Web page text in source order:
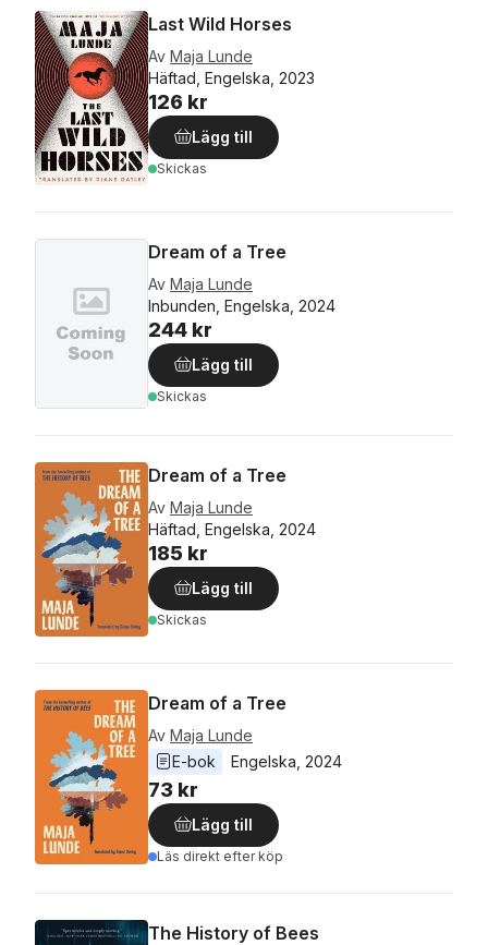
Last Wild Horses
Av Maja Lunde
Häftad, Engelska, 2023
126 kr
Lägg till
Skickas
Dream of a Tree
Av Maja Lunde
Inbunden, Engelska, 2024
244 kr
Lägg till
Skickas
Dream of a Tree
Av Maja Lunde
Häftad, Engelska, 2024
185 kr
Lägg till
Skickas
Dream of a Tree
Av Maja Lunde
E-bok
Engelska 2024
73 kr
Lägg till
Läs direkt efter köp
The History of Bees